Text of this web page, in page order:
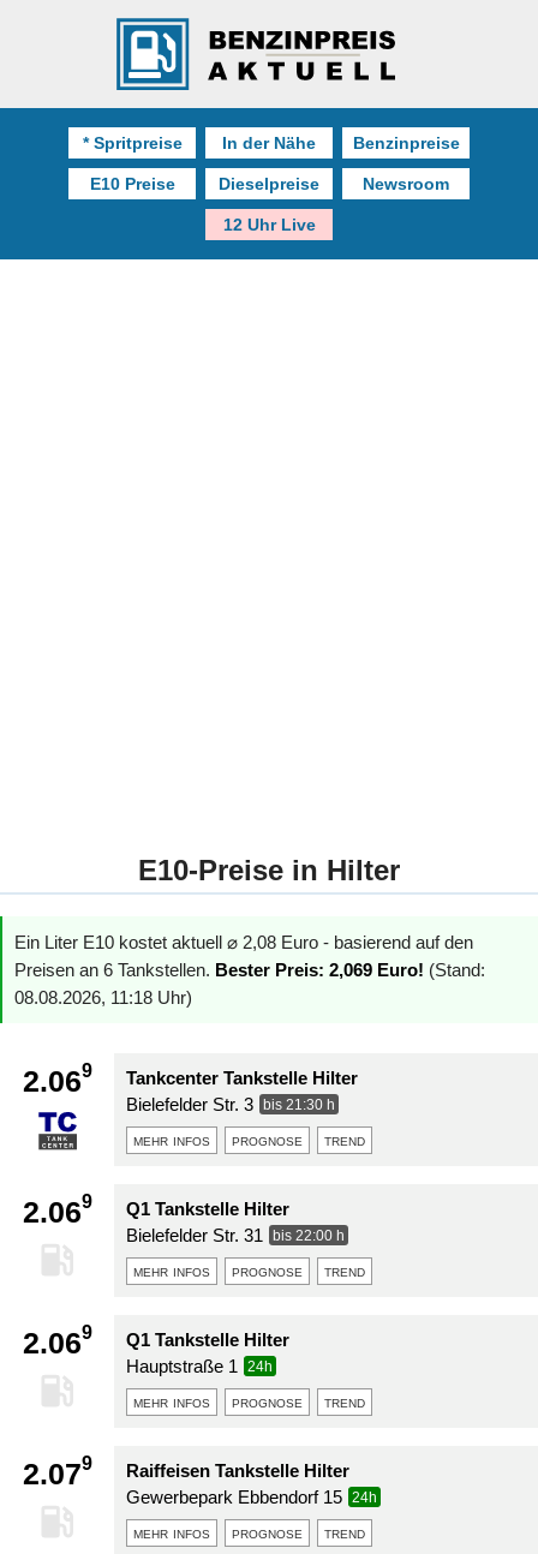
* Spritpreise In der Nähe Benzinpreise
E10 Preise Dieselpreise Newsroom
12 Uhr Live
E10-Preise in Hilter
Ein Liter E10 kostet aktuell ⌀ 2,08 Euro - basierend auf den
Preisen an 6 Tankstellen. Bester Preis: 2,069 Euro! (Stand:
08.08.2026, 11:18 Uhr)
2.069
Tankcenter Tankstelle Hilter
Bielefelder Str. 3
bis 21:30 h
mehr infos prognose trend
2.069
Q1 Tankstelle Hilter
Bielefelder Str. 31
bis 22:00 h
mehr infos prognose trend
2.069
Q1 Tankstelle Hilter
Hauptstraße 1
24h
mehr infos prognose trend
2.079
Raiffeisen Tankstelle Hilter
Gewerbepark Ebbendorf 15
24h
mehr infos prognose trend